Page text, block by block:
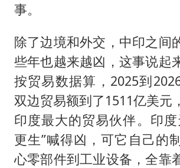
事。
除了边境和外交，中印之间
些年也越来越凶，这事说起
按贸易数据算，2025到
双边贸易额到了1511亿美元
印度最大的贸易伙伴。印度
更生”喊得凶，可它自己的
心零部件到工业设备，全靠